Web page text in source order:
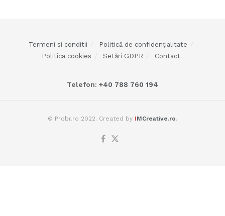
Termeni si conditii
Politică de confidențialitate
Politica cookies
Setări GDPR Contact
Telefon: +40 788 760 194
© Probr.ro 2022. Created by IMCreative.ro.